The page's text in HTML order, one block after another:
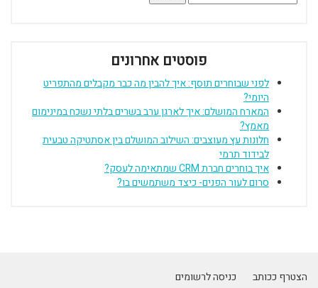
פוסטים אחרונים
לפני שבוחרים תוסף: איך להבין מה כבר מקבלים מהתפריט
היומי?
המארח המושלם: איך לארגן ערב בשרים בלתי נשכח במינימום
מאמץ?
חלונות עץ מעוצבים: השילוב המושלם בין אסתטיקה טבעית
לבידוד תרמי
איך בוחרים חברת CRM שמתאימה לעסק?
סרום לעור הפנים- כיצד משתמשים בו?
הצטרף ככותב
כניסה לרשומים